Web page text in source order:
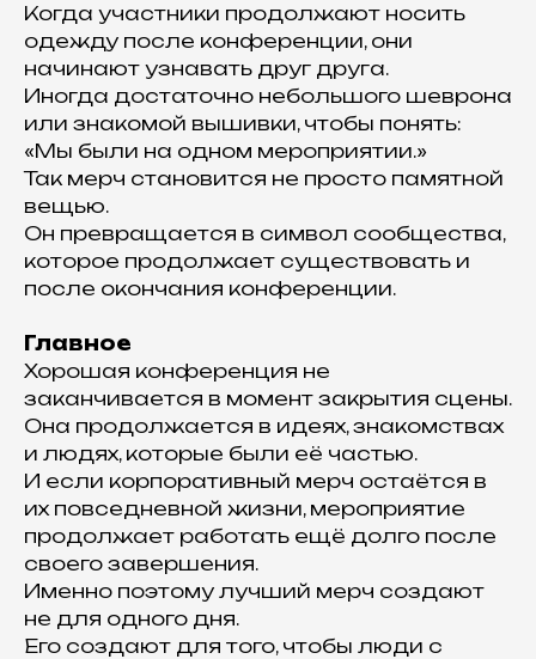
Когда участники продолжают носить
одежду после конференции, они
начинают узнавать друг друга.
Иногда достаточно небольшого шеврона
или знакомой вышивки, чтобы понять:
«Мы были на одном мероприятии.»
Так мерч становится не просто памятной
вещью.
Он превращается в символ сообщества,
которое продолжает существовать и
после окончания конференции.
Главное
Хорошая конференция не
заканчивается в момент закрытия сцены.
Она продолжается в идеях, знакомствах
и людях, которые были её частью.
И если корпоративный мерч остаётся в
их повседневной жизни, мероприятие
продолжает работать ещё долго после
своего завершения.
Именно поэтому лучший мерч создают
не для одного дня.
Его создают для того, чтобы люди с